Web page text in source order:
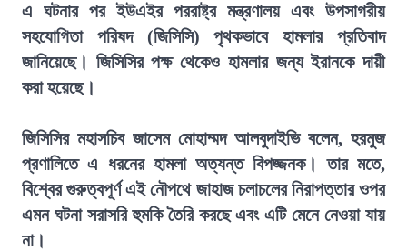
এ ঘটনার পর ইউএইর পররাষ্ট্র মন্ত্রণালয় এবং উপসাগরীয়
সহযোগিতা পরিষদ (জিসিসি) পৃথকভাবে হামলার প্রতিবাদ
জানিয়েছে। জিসিসির পক্ষ থেকেও হামলার জন্য ইরানকে দায়ী
করা হয়েছে।
জিসিসির মহাসচিব জাসেম মোহাম্মদ আলবুদাইভি বলেন, হরমুজ
প্রণালিতে এ ধরনের হামলা অত্যন্ত বিপজ্জনক। তার মতে,
বিশ্বের গুরুত্বপূর্ণ এই নৌপথে জাহাজ চলাচলের নিরাপত্তার ওপর
এমন ঘটনা সরাসরি হুমকি তৈরি করছে এবং এটি মেনে নেওয়া যায়
না।